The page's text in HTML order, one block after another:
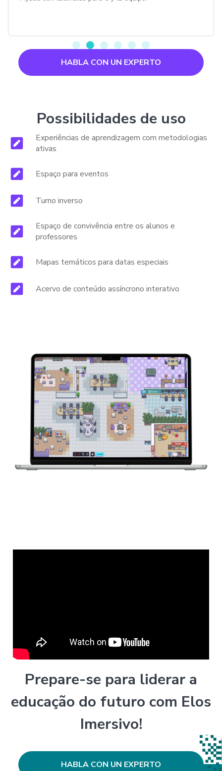
HABLA CON UN EXPERTO
Possibilidades de uso
Experiências de aprendizagem com metodologias
ativas
Espaço para eventos
Turno inverso
Espaço de convivência entre os alunos e
professores
Mapas temáticos para datas especiais
Acervo de conteúdo assíncrono interativo
Prepare-se para liderar a
educação do futuro com Elos
Imersivo!
HABLA CON UN EXPERTO